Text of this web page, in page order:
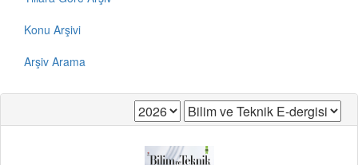
Konu Arşivi
Arşiv Arama